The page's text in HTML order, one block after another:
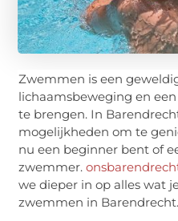
Zwemmen is een
lichaamsbeweging en
te brengen. In
mogelijkheden om te
nu een beginner bent of
zwemmer.
we dieper in op alles wat
zwemmen in Barendrecht.